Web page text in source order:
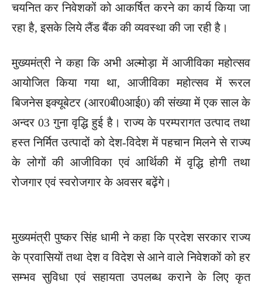
चयनित कर निवेशकों को आकर्षित करने का कार्य किया जा
रहा है, इसके लिये लैंड बैंक की व्यवस्था की जा रही है।
मुख्यमंत्री ने कहा कि अभी अल्मोड़ा में आजीविका महोत्सव
आयोजित किया गया था, आजीविका महोत्सव में रूरल
बिजनेस इक्यूबेटर (आर0बी0आई0) की संख्या में एक साल के
अन्दर 03 गुना वृद्धि हुई है। राज्य के परम्परागत उत्पाद तथा
हस्त निर्मित उत्पादों को देश-विदेश में पहचान मिलने से राज्य
के लोगों की आजीविका एवं आर्थिकी में वृद्धि होगी तथा
रोजगार एवं स्वरोजगार के अवसर बढ़ेंगे।
मुख्यमंत्री पुष्कर सिंह धामी ने कहा कि प्रदेश सरकार राज्य
के प्रवासियों तथा देश व विदेश से आने वाले निवेशकों को हर
सम्भव सुविधा एवं सहायता उपलब्ध कराने के लिए कृत